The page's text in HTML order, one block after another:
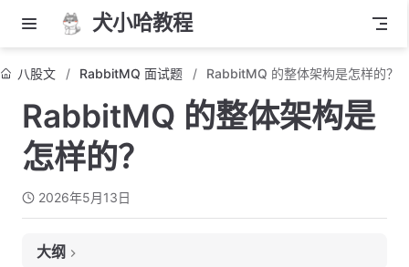
犬小哈教程
八股文 RabbitMQ 面试题 RabbitMQ 的整体架构是怎样的？
RabbitMQ 的整体架构是
怎样的？
2026年5月13日
大纲